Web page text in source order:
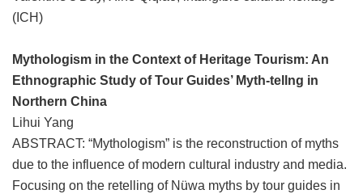
(ICH)
Mythologism in the Context of Heritage Tourism: An
Ethnographic Study of Tour Guides’ Myth-tellng in
Northern China
Lihui Yang
ABSTRACT: “Mythologism” is the reconstruction of myths
due to the influence of modern cultural industry and media.
Focusing on the retelling of Nüwa myths by tour guides in